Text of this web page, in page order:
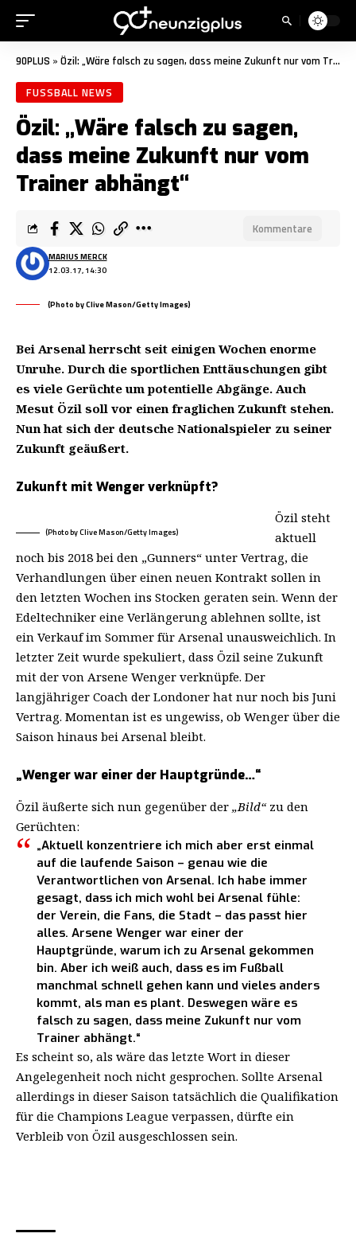
90PLUS » Özil: „Wäre falsch zu sagen, dass meine Zukunft nur vom Trainer abhängt“
FUSSBALL NEWS
Özil: „Wäre falsch zu sagen,
dass meine Zukunft nur vom
Trainer abhängt“
12.03.17, 14:30
MARIUS MERCK
Kommentare
(Photo by Clive Mason/Getty Images)
Bei Arsenal herrscht seit einigen Wochen enorme
Unruhe. Durch die sportlichen Enttäuschungen gibt
es viele Gerüchte um potentielle Abgänge. Auch
Mesut Özil soll vor einen fraglichen Zukunft stehen.
Nun hat sich der deutsche Nationalspieler zu seiner
Zukunft geäußert.
Zukunft mit Wenger verknüpft?
(Photo by Clive Mason/Getty Images)
Özil steht
aktuell
noch bis 2018 bei den „Gunners“ unter Vertrag, die
Verhandlungen über einen neuen Kontrakt sollen in
den letzten Wochen ins Stocken geraten sein. Wenn der
Edeltechniker eine Verlängerung ablehnen sollte, ist
ein Verkauf im Sommer für Arsenal unausweichlich. In
letzter Zeit wurde spekuliert, dass Özil seine Zukunft
mit der von Arsene Wenger verknüpfe. Der
langjähriger Coach der Londoner hat nur noch bis Juni
Vertrag. Momentan ist es ungewiss, ob Wenger über die
Saison hinaus bei Arsenal bleibt.
„Wenger war einer der Hauptgründe…“
Özil äußerte sich nun gegenüber der „Bild“zu den
Gerüchten:
„Aktuell konzentriere ich mich aber erst einmal
auf die laufende Saison – genau wie die
Verantwortlichen von Arsenal. Ich habe immer
gesagt, dass ich mich wohl bei Arsenal fühle:
der Verein, die Fans, die Stadt – das passt hier
alles. Arsene Wenger war einer der
Hauptgründe, warum ich zu Arsenal gekommen
bin. Aber ich weiß auch, dass es im Fußball
manchmal schnell gehen kann und vieles anders
kommt, als man es plant. Deswegen wäre es
falsch zu sagen, dass meine Zukunft nur vom
Trainer abhängt.“
Es scheint so, als wäre das letzte Wort in dieser
Angelegenheit noch nicht gesprochen. Sollte Arsenal
allerdings in dieser Saison tatsächlich die Qualifikation
für die Champions League verpassen, dürfte ein
Verbleib von Özil ausgeschlossen sein.